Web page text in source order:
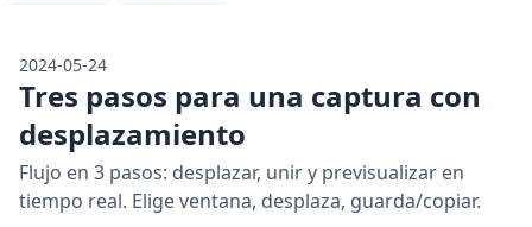
2024-05-24
Tres pasos para una captura con
desplazamiento
Flujo en 3 pasos: desplazar, unir y previsualizar en
tiempo real. Elige ventana, desplaza, guarda/copiar.